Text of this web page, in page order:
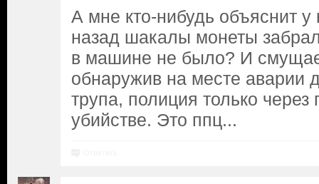
А мне кто-нибудь объяснит у
назад шакалы монеты
в машине не было? И
обнаружив на месте аварии
трупа, полиция только через
убийстве. Это ппц...